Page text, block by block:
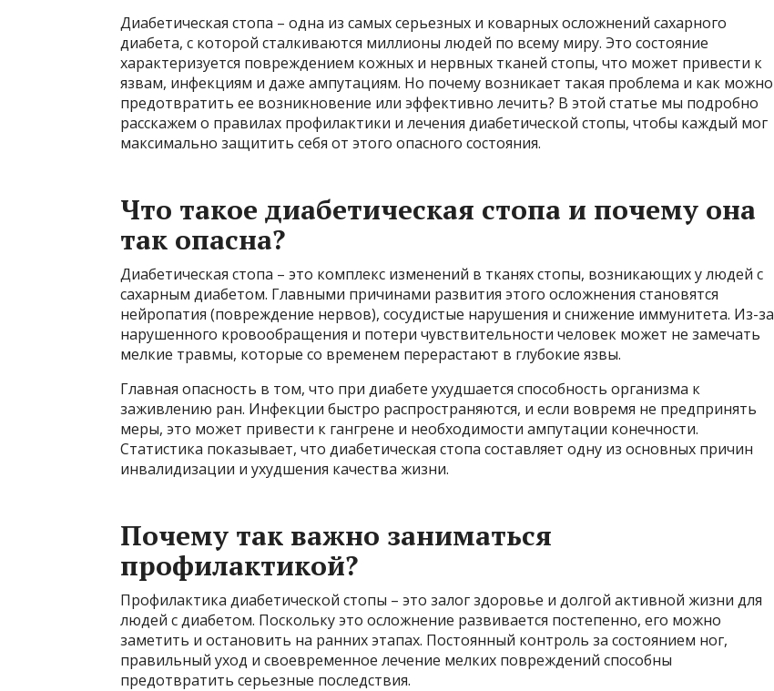
Диабетическая стопа – одна из самых серьезных и коварных осложнений сахарного
диабета, с которой сталкиваются миллионы людей по всему миру. Это состояние
характеризуется повреждением кожных и нервных тканей стопы, что может привести к
язвам, инфекциям и даже ампутациям. Но почему возникает такая проблема и как можно
предотвратить ее возникновение или эффективно лечить? В этой статье мы подробно
расскажем о правилах профилактики и лечения диабетической стопы, чтобы каждый мог
максимально защитить себя от этого опасного состояния.
Что такое диабетическая стопа и почему она
так опасна?
Диабетическая стопа – это комплекс изменений в тканях стопы, возникающих у людей с
сахарным диабетом. Главными причинами развития этого осложнения становятся
нейропатия (повреждение нервов), сосудистые нарушения и снижение иммунитета. Из-за
нарушенного кровообращения и потери чувствительности человек может не замечать
мелкие травмы, которые со временем перерастают в глубокие язвы.
Главная опасность в том, что при диабете ухудшается способность организма к
заживлению ран. Инфекции быстро распространяются, и если вовремя не предпринять
меры, это может привести к гангрене и необходимости ампутации конечности.
Статистика показывает, что диабетическая стопа составляет одну из основных причин
инвалидизации и ухудшения качества жизни.
Почему так важно заниматься
профилактикой?
Профилактика диабетической стопы – это залог здоровье и долгой активной жизни для
людей с диабетом. Поскольку это осложнение развивается постепенно, его можно
заметить и остановить на ранних этапах. Постоянный контроль за состоянием ног,
правильный уход и своевременное лечение мелких повреждений способны
предотвратить серьезные последствия.